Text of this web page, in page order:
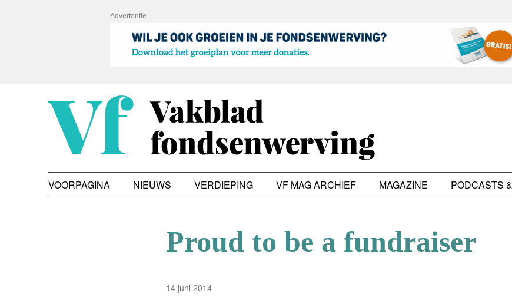
Advertentie
VOORPAGINA NIEUWS VERDIEPING VF MAG ARCHIEF MAGAZINE PODCASTS
Proud to be a fundraiser
14 juni 2014